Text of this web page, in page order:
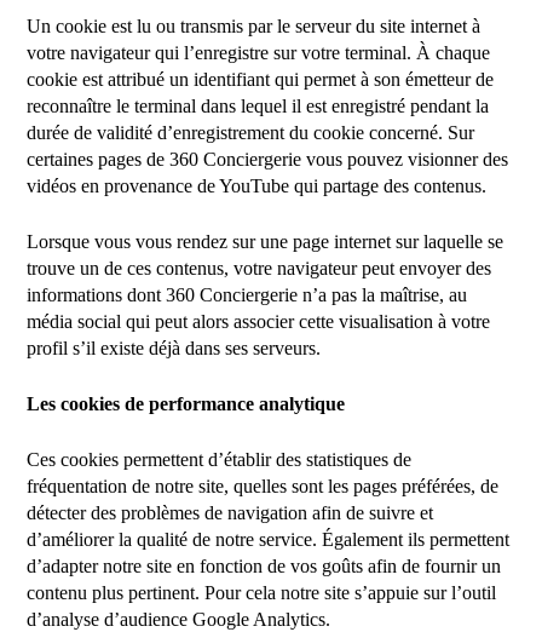
Un cookie est lu ou transmis par le serveur du site internet à
votre navigateur qui l’enregistre sur votre terminal. À chaque
cookie est attribué un identifiant qui permet à son émetteur de
reconnaître le terminal dans lequel il est enregistré pendant la
durée de validité d’enregistrement du cookie concerné. Sur
certaines pages de 360 Conciergerie vous pouvez visionner des
vidéos en provenance de YouTube qui partage des contenus.
Lorsque vous vous rendez sur une page internet sur laquelle se
trouve un de ces contenus, votre navigateur peut envoyer des
informations dont 360 Conciergerie n’a pas la maîtrise, au
média social qui peut alors associer cette visualisation à votre
profil s’il existe déjà dans ses serveurs.
Les cookies de performance analytique
Ces cookies permettent d’établir des statistiques de
fréquentation de notre site, quelles sont les pages préférées, de
détecter des problèmes de navigation afin de suivre et
d’améliorer la qualité de notre service. Également ils permettent
d’adapter notre site en fonction de vos goûts afin de fournir un
contenu plus pertinent. Pour cela notre site s’appuie sur l’outil
d’analyse d’audience Google Analytics.